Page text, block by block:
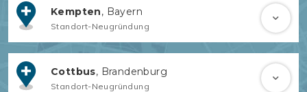
Kempten, Bayern
Standort-Neugründung
Cottbus, Brandenburg
Standort-Neugründung